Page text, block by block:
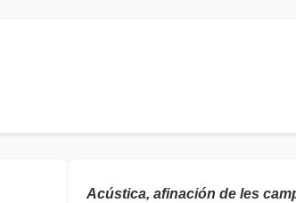
Acústica, afinación de les